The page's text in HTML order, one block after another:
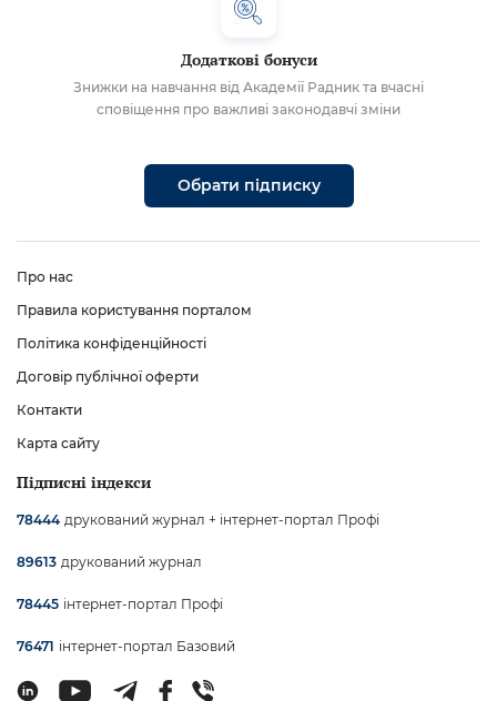
Додаткові бонуси
Знижки на навчання від Академії Радник та вчасні
сповіщення про важливі законодавчі зміни
Обрати підписку
Про нас
Правила користування порталом
Політика конфіденційності
Договір публічної оферти
Контакти
Карта сайту
Підписні індекси
78444 друкований журнал + інтернет-портал Профі
89613 друкований журнал
78445 інтернет-портал Профі
76471 інтернет-портал Базовий